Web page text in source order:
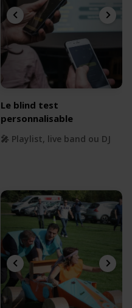
Le blind test
personnalisable
🎤 Playlist, live band ou DJ